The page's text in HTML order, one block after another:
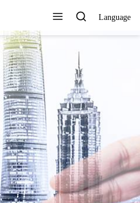
Language
AL MUNDO A
MEJOR,
TIEMPO, VIVIR
Y VOLAR
ALTO